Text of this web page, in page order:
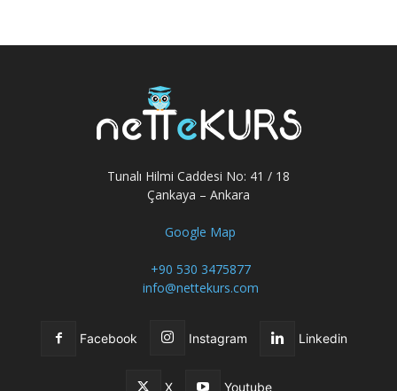
Tunalı Hilmi Caddesi No: 41 / 18
Çankaya – Ankara
Google Map
+90 530 3475877
info@nettekurs.com
Facebook Instagram Linkedin
X Youtube